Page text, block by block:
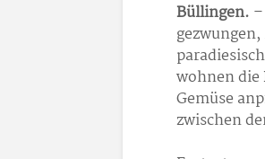
Büllingen.
wohnen
Gemüse
zwischen